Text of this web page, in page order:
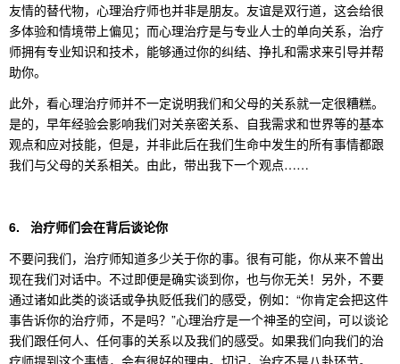
友情的替代物，心理治疗师也并非是朋友。友谊是双行道，这会给很
多体验和情境带上偏见；而心理治疗是与专业人士的单向关系，治疗
师拥有专业知识和技术，能够通过你的纠结、挣扎和需求来引导并帮
助你。
此外，看心理治疗师并不一定说明我们和父母的关系就一定很糟糕。
是的，早年经验会影响我们对关亲密关系、自我需求和世界等的基本
观点和应对技能，但是，并非此后在我们生命中发生的所有事情都跟
我们与父母的关系相关。由此，带出我下一个观点……
6. 治疗师们会在背后谈论你
不要问我们，治疗师知道多少关于你的事。很有可能，你从来不曾出
现在我们对话中。不过即便是确实谈到你，也与你无关！另外，不要
通过诸如此类的谈话或争执贬低我们的感受，例如：“你肯定会把这件
事告诉你的治疗师，不是吗？”心理治疗是一个神圣的空间，可以谈论
我们跟任何人、任何事的关系以及我们的感受。如果我们向我们的治
疗师提到这个事情，会有很好的理由。切记，治疗不是八卦环节。